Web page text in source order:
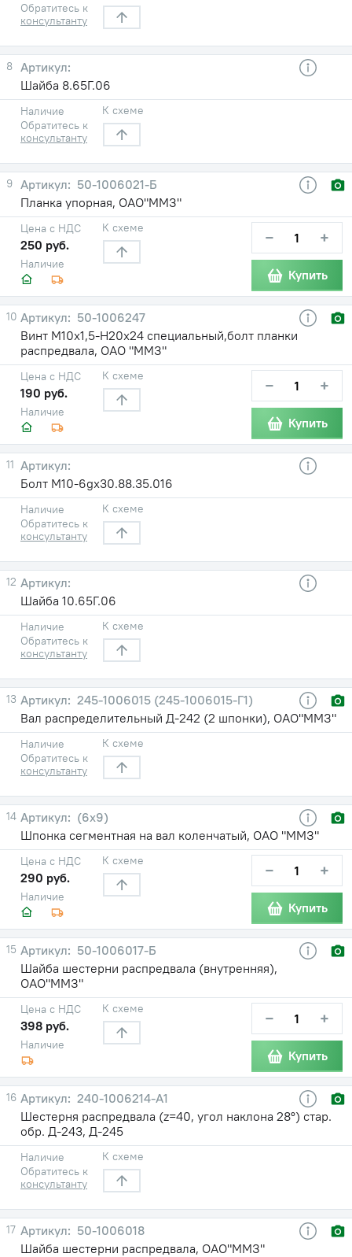
Обратитесь к
консультанту
8
Шайба 8.65Г.06
Наличие
Обратитесь к
консультанту
К схеме
9
50-1006021-Б
Планка упорная, ОАО"ММЗ"
Наличие
Цена с НДС
250 руб.
К схеме − +
Купить
10
50-1006247
Винт М10х1,5-Н20х24 специальный,болт планки
распредвала, ОАО "ММЗ"
Наличие
Цена с НДС
190 руб.
К схеме − +
Купить
11
Болт М10-6gх30.88.35.016
Наличие
Обратитесь к
консультанту
К схеме
12
Шайба 10.65Г.06
Наличие
Обратитесь к
консультанту
К схеме
13
245-1006015 (245-1006015-Г1)
Вал распределительный Д-242 (2 шпонки), ОАО"ММЗ"
Наличие
Обратитесь к
консультанту
К схеме
14
(6х9)
Шпонка сегментная на вал коленчатый, ОАО "ММЗ"
Наличие
Цена с НДС
290 руб.
К схеме − +
Купить
15
50-1006017-Б
Шайба шестерни распредвала (внутренняя),
ОАО"ММЗ"
Наличие
Цена с НДС
398 руб.
К схеме − +
Купить
16
240-1006214-А1
Шестерня распредвала (z=40, угол наклона 28°) стар.
обр. Д-243, Д-245
Наличие
Обратитесь к
консультанту
К схеме
17
50-1006018
Шайба шестерни распредвала, ОАО"ММЗ"